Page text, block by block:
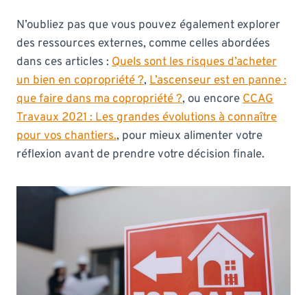
N’oubliez pas que vous pouvez également explorer
des ressources externes, comme celles abordées
dans ces articles : Quels sont les risques d’acheter
un bien en copropriété ?, L’ascenseur est en panne :
que faire dans ma copropriété ?, ou encoreCCAG
Travaux 2021 : Les grandes évolutions à connaître
pour vos chantiers., pour mieux alimenter votre
réflexion avant de prendre votre décision finale.